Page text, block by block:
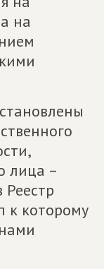
на
лица –
к которому